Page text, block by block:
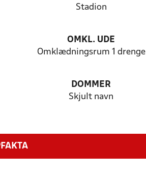
Stadion
OMKL. UDE
Omklædningsrum 1 drenge
DOMMER
Skjult navn